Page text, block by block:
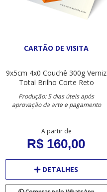
CARTÃO DE VISITA
9x5cm 4x0 Couchê 300g Verniz
Total Brilho Corte Reto
Produção: 5 dias úteis após
aprovação da arte e pagamento
A partir de
R$ 160,00
DETALHES